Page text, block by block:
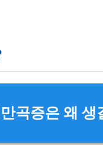
곡증은 왜 생